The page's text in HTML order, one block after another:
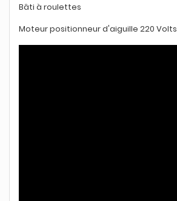
Bâti à roulettes
Moteur positionneur d'aiguille 220 Volts